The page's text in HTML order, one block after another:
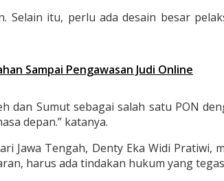
itu, perlu ada desain besar
Sampai Pengawasan Judi Online
dan Sumut sebagai salah satu PON
depan.” katanya.
Jawa Tengah, Denty Eka Widi
harus ada tindakan hukum yang